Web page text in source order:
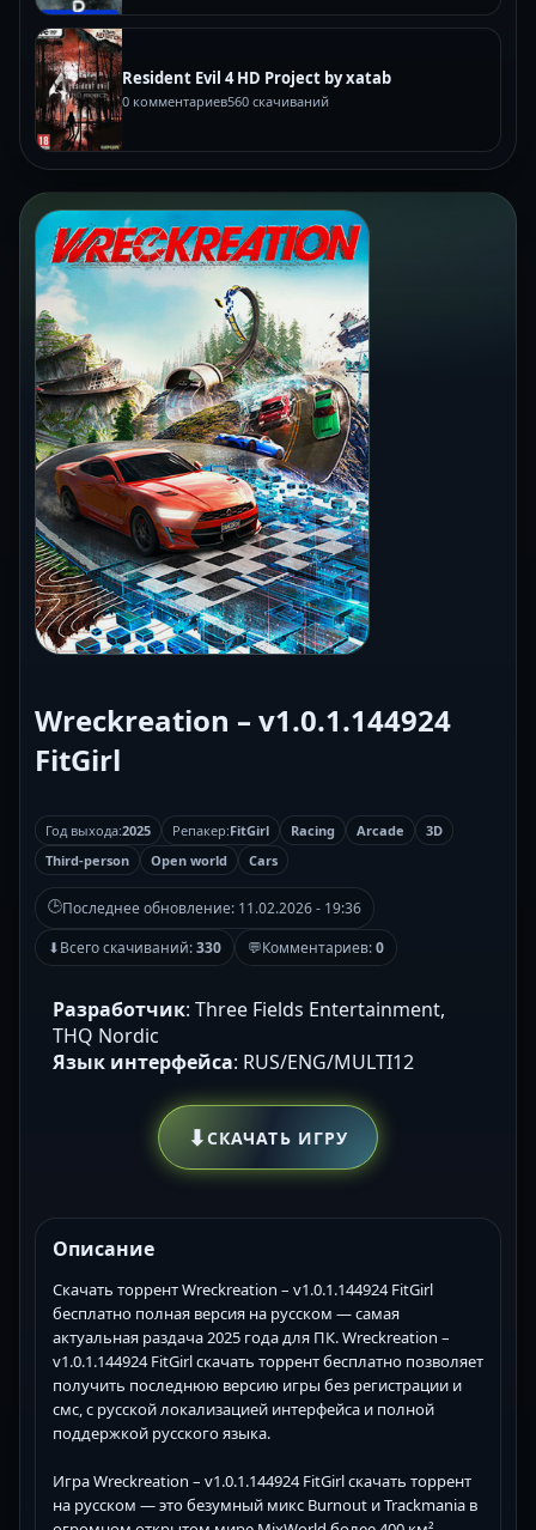
Resident Evil 4 HD Project by xatab
0 комментариев560 скачиваний
Wreckreation – v1.0.1.144924
FitGirl
Год выхода:2025 Репакер:FitGirl Racing Arcade
3D
Third-person
Open world Cars
🕒Последнее обновление: 11.02.2026 - 19:36
⬇Всего скачиваний:330 💬Комментариев:0
Разработчик: Three Fields Entertainment,
THQ Nordic
Язык интерфейса: RUS/ENG/MULTI12
⬇СКАЧАТЬ ИГРУ
Описание
Скачать торрент Wreckreation – v1.0.1.144924 FitGirl
бесплатно полная версия на русском — самая
актуальная раздача 2025 года для ПК. Wreckreation –
v1.0.1.144924 FitGirl скачать торрент бесплатно позволяет
получить последнюю версию игры без регистрации и
смс, с русской локализацией интерфейса и полной
поддержкой русского языка.
Игра Wreckreation – v1.0.1.144924 FitGirl скачать торрент
на русском — это безумный микс Burnout и Trackmania в